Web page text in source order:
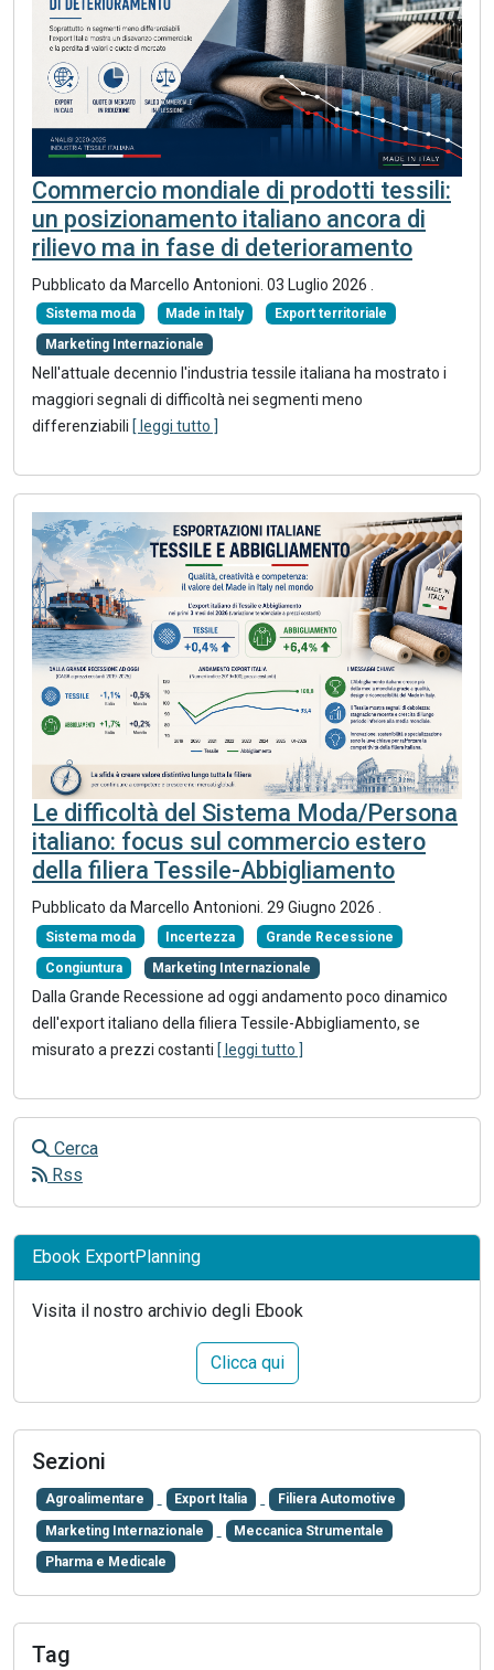
Commercio mondiale di prodotti tessili:
un posizionamento italiano ancora di
rilievo ma in fase di deterioramento
Pubblicato da Marcello Antonioni 03 Luglio 2026
Sistema moda Made in Italy Export territoriale
Marketing Internazionale
Nell'attuale decennio l'industria tessile italiana ha mostrato i
maggiori segnali di difficoltà nei segmenti meno
differenziabili [ leggi tutto ]
Le difficoltà del Sistema Moda/Persona
italiano: focus sul commercio estero
della filiera Tessile-Abbigliamento
Pubblicato da Marcello Antonioni. 29 Giugno 2026 .
Sistema moda Incertezza Grande Recessione
Congiuntura Marketing Internazionale
Dalla Grande Recessione ad oggi andamento poco dinamico
dell'export italiano della filiera Tessile-Abbigliamento, se
misurato a prezzi costanti [ leggi tutto ]
Cerca
Rss
Ebook ExportPlanning
Visita il nostro archivio degli Ebook
Clicca qui
Sezioni
Agroalimentare Export Italia Filiera Automotive
Marketing Internazionale Meccanica Strumentale
Pharma e Medicale
Tag